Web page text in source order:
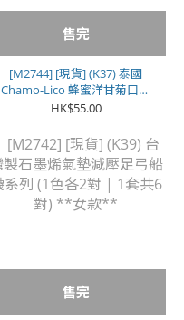
售完
[M2744] [現貨] (K37) 泰國
Chamo-Lico 蜂蜜洋甘菊口腔
噴劑 (20ml)
HK$55.00
售完